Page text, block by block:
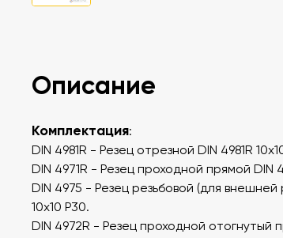
Описание
Комплектация:
DIN 4981R - Резец отрезной DIN 4981R
DIN 4971R - Резец проходной прямой DIN
DIN 4975 - Резец резьбовой (для внешней
10x10 P30.
DIN 4972R - Резец проходной отогнутый